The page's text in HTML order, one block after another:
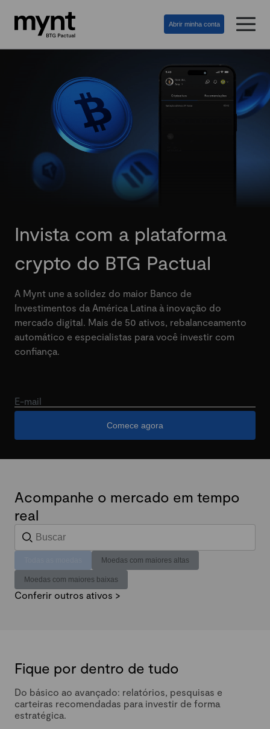
Abrir minha conta
Invista com a plataforma
crypto do BTG Pactual
A Mynt une a solidez do maior Banco de
Investimentos da América Latina à inovação do
mercado digital. Mais de 50 ativos, rebalanceamento
automático e especialistas para você investir com
confiança.
E-mail
Comece agora
Acompanhe o mercado em tempo
real
Moedas com maiores altas
Moedas com maiores baixas
Conferir outros ativos >
Fique por dentro de tudo
Do básico ao avançado: relatórios, pesquisas e
carteiras recomendadas para investir de forma
estratégica.